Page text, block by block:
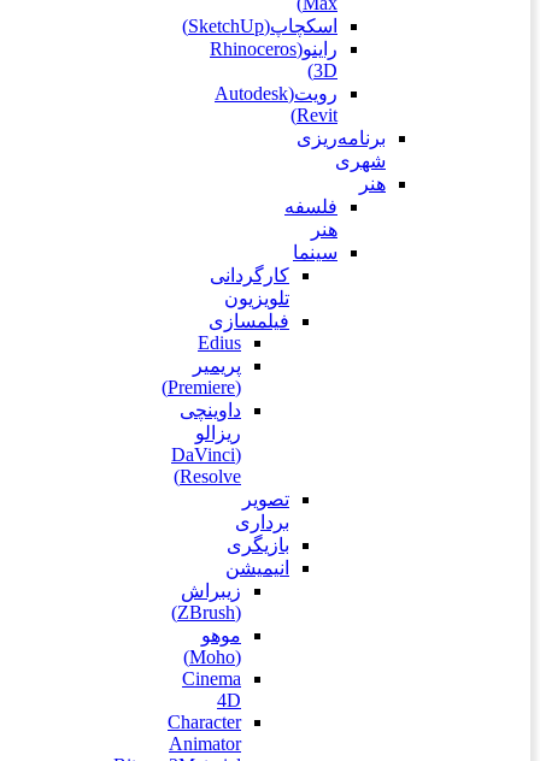
اسکچاپ(SketchUp)
راینو(Rhinoceros
3D)
رویت(Autodesk
Revit)
برنامه‌ریزی
شهری
هنر
فلسفه
هنر
سینما
کارگردانی
تلویزیون
فیلمسازی
Edius
پریمیر
(Premiere)
داوینچی
ریزالو
(DaVinci
Resolve)
تصویر
برداری
بازیگری
انیمیشن
زیبراش
(ZBrush)
موهو
(Moho)
Cinema
4D
Character
Animator